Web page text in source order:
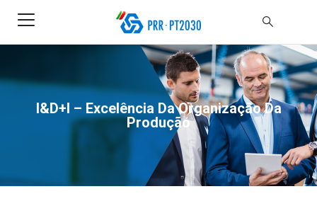
I&D+I – Excelência Da Organização Da
Produção